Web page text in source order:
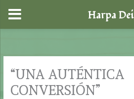
contenido
“UNA AUTÉNTICA
CONVERSIÓN”
Harpa Dei